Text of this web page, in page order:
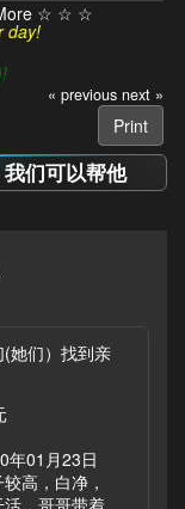
☆ ☆ ☆
day!
« previous next »
Print
们可以帮他
她们）找到亲
年01月23日
高，白净，